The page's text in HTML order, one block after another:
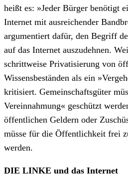
heißt es: »Jeder Bürger benötigt
Internet mit ausreichender
argumentiert dafür, den Begriff
auf das Internet auszudehnen.
schrittweise Privatisierung von
Wissensbeständen als ein
kritisiert. Gemeinschaftsgüter
Vereinnahmung« geschützt
öffentlichen Geldern oder
müsse für die Öffentlichkeit frei
werden.
DIE LINKE und das Internet